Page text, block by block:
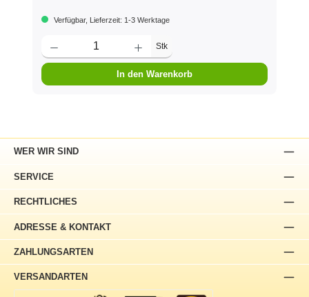
Verfügbar, Lieferzeit: 1-3 Werktage
Stk
In den Warenkorb
ADRESSE & KONTAKT
WER WIR SIND
SERVICE
RECHTLICHES
ZAHLUNGSARTEN
VERSANDARTEN